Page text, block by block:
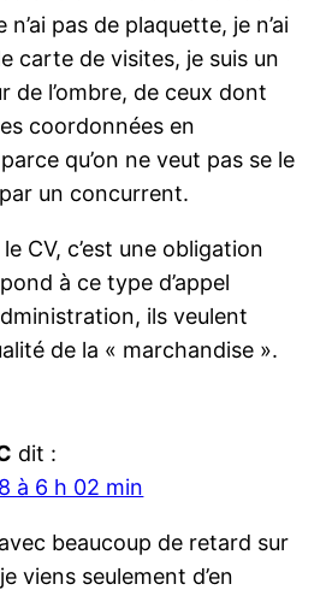
n’ai pas de plaquette, je n’ai
carte de visites, je suis un
de l’ombre, de ceux dont
coordonnées en
qu’on ne veut pas se le
un concurrent.
CV, c’est une obligation
à ce type d’appel
ils veulent
de la « marchandise ».
dit :
à 6 h 02 min
beaucoup de retard sur
viens seulement d’en